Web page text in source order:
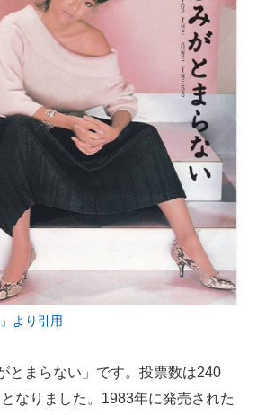
より引用
とまらない」です。投票数は240
なりました。1983年に発売された